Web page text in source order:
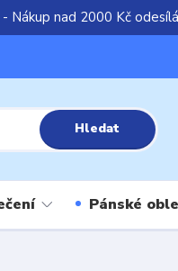
Nákup nad 2000 Kč
Hledat
Pánské